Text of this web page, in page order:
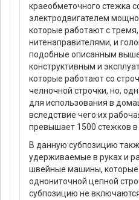
краеобметочного стежка
электродвигателем
которые работают с
нитенаправителями, и
подобные описанным
конструктивным и
которые работают со
челночной строчки, но,
для использования в
вследствие чего их
превышает 1500 стежков в
В данную субпозицию
удерживаемые в руках и
швейные машины,
однониточной цепной
субпозицию не